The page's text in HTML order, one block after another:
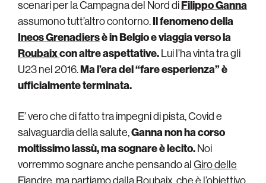
scenari per la Campagna del Nord diFilippo Ganna
assumono tutt’altro contorno.Il fenomeno della
Ineos Grenadiersè in Belgio e viaggia verso la
Roubaixcon altre aspettative.Lui l’ha vinta tra gli
U23 nel 2016.Ma l’era del “fare esperienza” è
ufficialmente terminata.
E’ vero che di fatto tra impegni di pista, Covid e
salvaguardia della salute,Ganna non ha corso
moltissimo lassù, ma sognare è lecito.Noi
vorremmo sognare anche pensando alGiro delle
Fiandre,ma partiamo dalla Roubaix, che è l’obiettivo